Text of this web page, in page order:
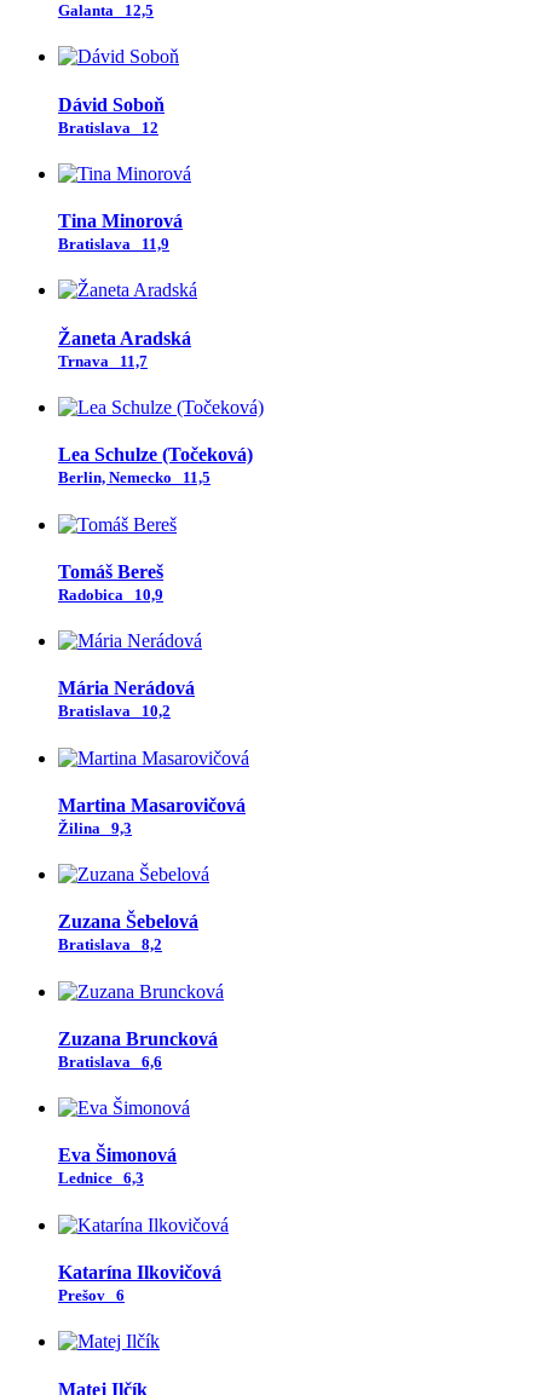
Galanta 12,5
Dávid Soboň
Bratislava 12
Tina Minorová
Bratislava 11,9
Žaneta Aradská
Trnava 11,7
Lea Schulze (Točeková)
Berlin, Nemecko 11,5
Tomáš Bereš
Radobica 10,9
Mária Nerádová
Bratislava 10,2
Martina Masarovičová
Žilina 9,3
Zuzana Šebelová
Bratislava 8,2
Zuzana Bruncková
Bratislava 6,6
Eva Šimonová
Lednice 6,3
Katarína Ilkovičová
Prešov 6
Matej Ilčík